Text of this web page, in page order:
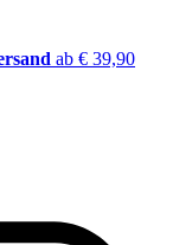
ab € 39,90